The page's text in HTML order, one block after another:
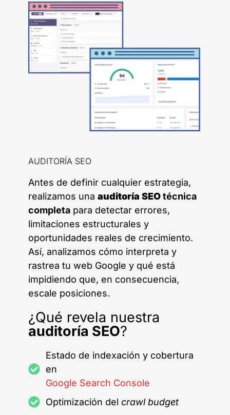
AUDITORÍA SEO
Antes de definir cualquier estrategia,
realizamos una auditoría SEOtécnica
completa para detectar errores,
limitaciones estructurales y
oportunidades reales de crecimiento.
Así, analizamos cómo interpreta y
rastrea tu web Google y qué está
impidiendo que, en consecuencia,
escale posiciones.
¿Qué revela nuestra
auditoría SEO?
Estado de indexación y cobertura
en
Google Search Console
Optimización del crawl budget